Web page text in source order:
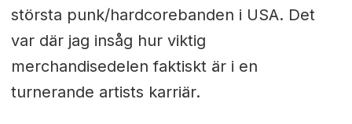
största punk/hardcorebanden i USA. Det
var där jag insåg hur viktig
merchandisedelen faktiskt är i en
turnerande artists karriär.